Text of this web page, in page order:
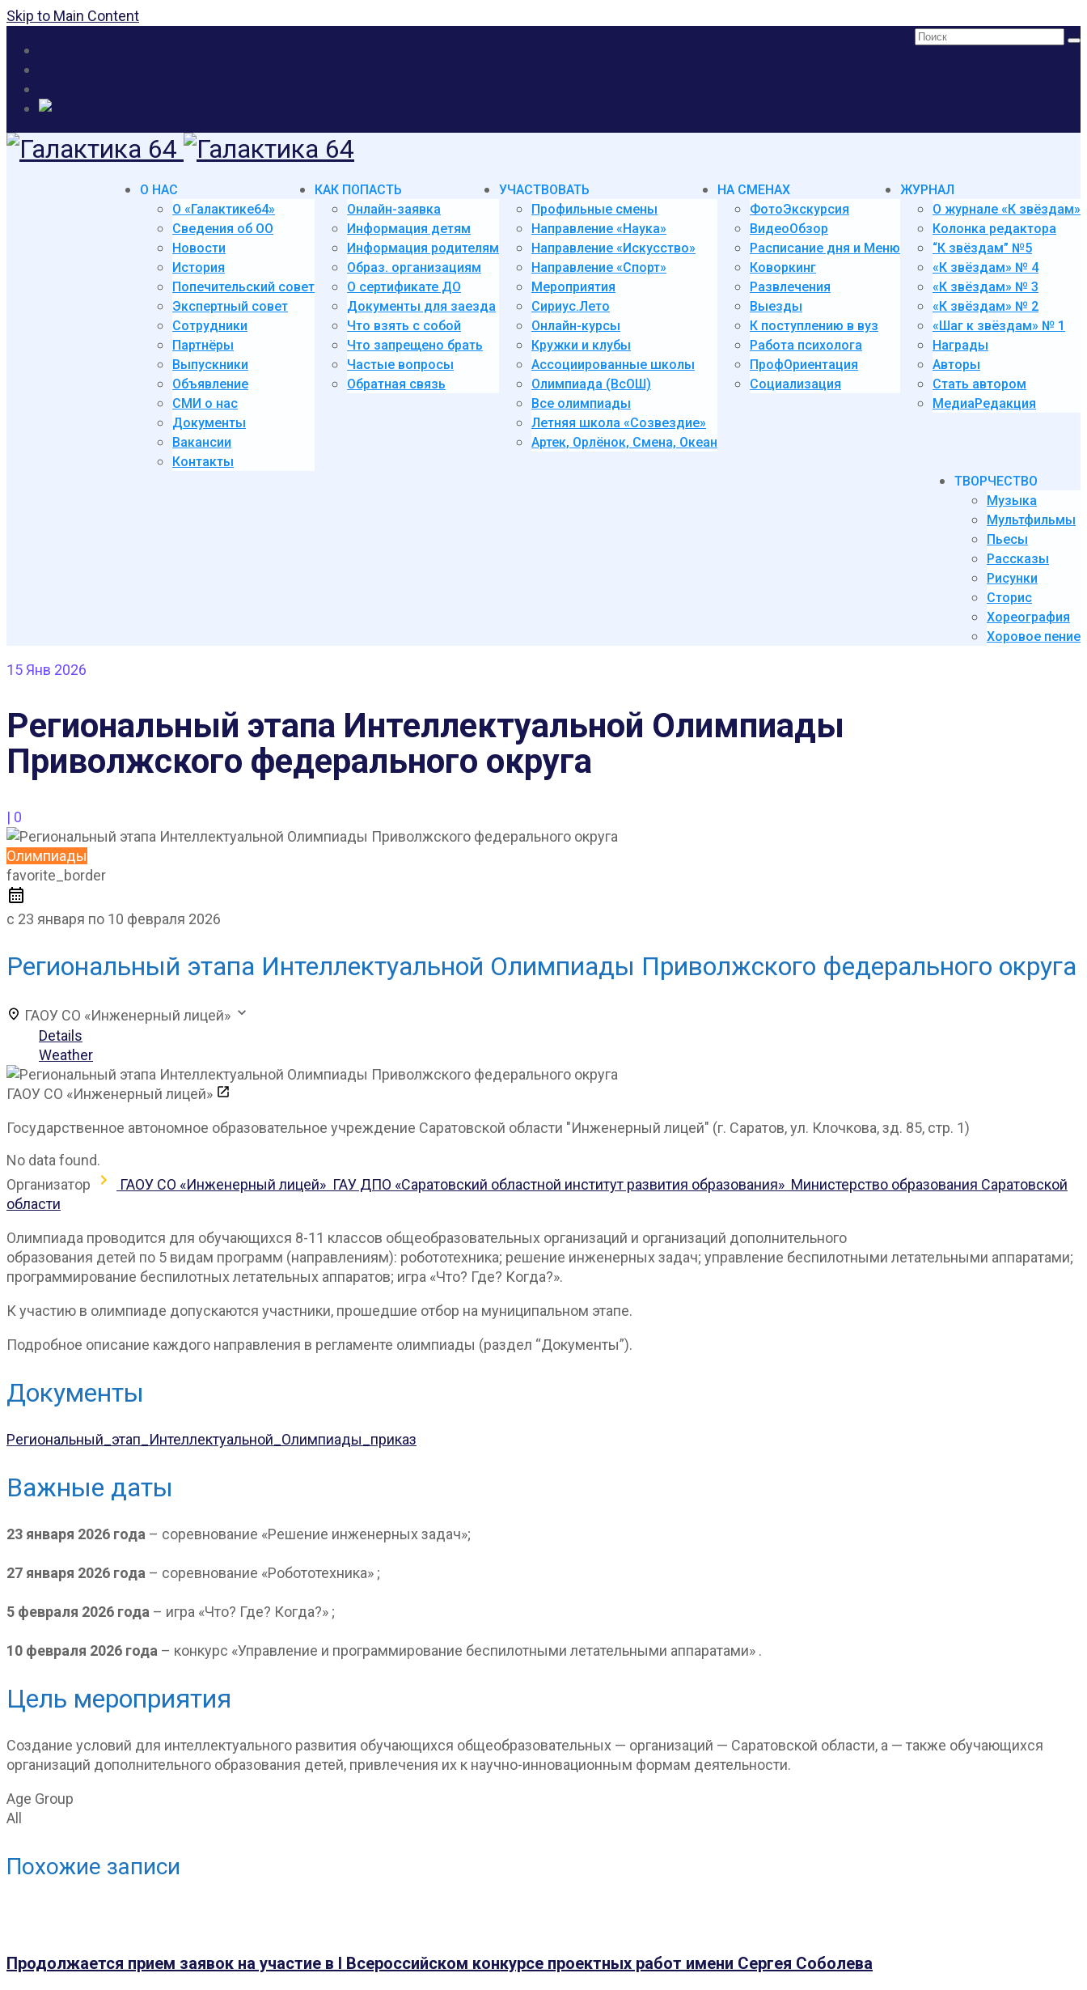
Skip to Main Content
Поиск:
О НАС
О «Галактике64»
Сведения об ОО
Новости
История
Попечительский совет
Экспертный совет
Сотрудники
Партнёры
Выпускники
Объявление
СМИ о нас
Документы
Вакансии
Контакты
КАК ПОПАСТЬ
Онлайн-заявка
Информация детям
Информация родителям
Образ. организациям
О сертификате ДО
Документы для заезда
Что взять с собой
Что запрещено брать
Частые вопросы
Обратная связь
УЧАСТВОВАТЬ
Профильные смены
Направление «Наука»
Направление «Искусство»
Направление «Спорт»
Мероприятия
Сириус.Лето
Онлайн-курсы
Кружки и клубы
Ассоциированные школы
Олимпиада (ВсОШ)
Все олимпиады
Летняя школа «Созвездие»
Артек, Орлёнок, Смена, Океан
НА СМЕНАХ
ФотоЭкскурсия
ВидеоОбзор
Расписание дня и Меню
Коворкинг
Развлечения
Выезды
К поступлению в вуз
Работа психолога
ПрофОриентация
Социализация
ЖУРНАЛ
О журнале «К звёздам»
Колонка редактора
“К звёздам” №5
«К звёздам» № 4
«К звёздам» № 3
«К звёздам» № 2
«Шаг к звёздам» № 1
Награды
Авторы
Стать автором
МедиаРедакция
ТВОРЧЕСТВО
Музыка
Мультфильмы
Пьесы
Рассказы
Рисунки
Сторис
Хореография
Хоровое пение
15 Янв 2026
Региональный этапа Интеллектуальной Олимпиады
Приволжского федерального округа
| 0
Олимпиады
favorite_border
с 23 января по 10 февраля 2026
Региональный этапа Интеллектуальной Олимпиады Приволжского федерального округа
ГАОУ СО «Инженерный лицей»
Details
Weather
ГАОУ СО «Инженерный лицей»
Государственное автономное образовательное учреждение Саратовской области "Инженерный лицей" (г. Саратов, ул. Клочкова, зд. 85, стр. 1)
No data found.
Организатор
ГАОУ СО «Инженерный лицей» ГАУ ДПО «Саратовский областной институт развития образования» Министерство образования Саратовской
области
Олимпиада проводится для обучающихся 8-11 классов общеобразовательных организаций и организаций дополнительного
образования детей по 5 видам программ (направлениям): робототехника; решение инженерных задач; управление беспилотными летательными аппаратами;
программирование беспилотных летательных аппаратов; игра «Что? Где? Когда?».
К участию в олимпиаде допускаются участники, прошедшие отбор на муниципальном этапе.
Подробное описание каждого направления в регламенте олимпиады (раздел “Документы”).
Документы
Региональный_этап_Интеллектуальной_Олимпиады_приказ
Важные даты
23 января 2026 года – соревнование «Решение инженерных задач»;
27 января 2026 года – соревнование «Робототехника» ;
5 февраля 2026 года – игра «Что? Где? Когда?» ;
10 февраля 2026 года – конкурс «Управление и программирование беспилотными летательными аппаратами» .
Цель мероприятия
Создание условий для интеллектуального развития обучающихся общеобразовательных — организаций — Саратовской области, а — также обучающихся
организаций дополнительного образования детей, привлечения их к научно-инновационным формам деятельности.
Age Group
All
Похожие записи
Продолжается прием заявок на участие в I Всероссийском конкурсе проектных работ имени Сергея Соболева